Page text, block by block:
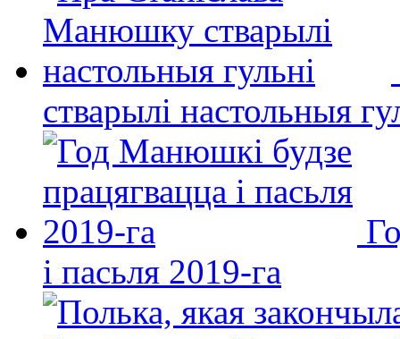
стварылі настольныя
і пасьля 2019-га